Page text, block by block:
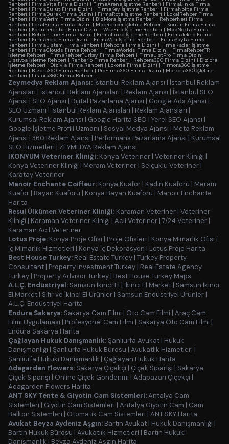
Rehberi | FirmaVita Firma Dizini | FirmaArena İşletme Rehberi | FirmaLinka Firma
Rehberi | FirmaBulut Firma Dizini | FirmaKey İşletme Rehberi | FirmaNokta Firma
Rehberi | FirmaDurak Firma Dizini | FirmaRota İşletme Rehberi | LokalRehber Firma
Rehberi | FirmaYerim Firma Dizini | BizMora İşletme Rehberi | RehberNeti Firma
Rehberi | LokalFirma Firma Dizini | MapRehber İşletme Rehberi | KonumFirma Firma
Rehberi | KonumRehber Firma Dizini | WebFira İşletme Rehberi | MapNokta Firma
Rehberi | RehberLine Firma Dizini | FirmaLinko İşletme Rehberi | FirmaTekno Firma
Rehberi | FirmaRoid Firma Dizini | FirmaVeri İşletme Rehberi | FirmaSayfa Firma
Rehberi | FirmaListem Firma Rehberi | Rehbora Firma Dizini | FirmaRadar İşletme
Rehberi | FirmaClouds Firma Rehberi | FirmaWorlds Firma Dizini | FirmaRehberTR
İşletme Rehberi | FirmaRehberTurkey Firma Rehberi | FirmaListPro Firma Dizini |
Listivoa İşletme Rehberi | Rehberio Firma Rehberi | Rehbera360 Firma Dizini | Diziora
İşletme Rehberi | Dizivia Firma Rehberi | Lokoria Firma Dizini | Firmora360 İşletme
Rehberi | Bizora360 Firma Rehberi | ProFirma360 Firma Dizini | Markora360 İşletme
Rehberi | Listora360 Firma Rehberi |
Zeymedya Reklam Ajansı: İstanbul Reklam Ajansı | İstanbul Reklam
Ajansları | İstanbul Reklam Ajansları | Reklam Ajansı | İstanbul SEO
Ajansı | SEO Ajansı | Dijital Pazarlama Ajansı | Google Ads Ajansı |
SEO Uzmanı | İstanbul Reklam Ajansları | Reklam Ajansları |
Kurumsal Reklam Ajansı | Google Harita SEO | Yerel SEO Ajansı |
Google İşletme Profili Uzmanı | Sosyal Medya Ajansı | Meta Reklam
Ajansı | 360 Reklam Ajansı | Performans Pazarlama Ajansı | Kurumsal
SEO Hizmetleri | ZEYMEDYA Reklam Ajansı
İKONYUM Veteriner Kliniği: Konya Veteriner | Veteriner Kliniği |
Konya Veteriner Kliniği | Meram Veteriner | Selçuklu Veteriner |
Karatay Veteriner
Manoir Enchante Coiffeur: Konya Kuaför | Kadın Kuaförü | Meram
Kuaför | Bayan Kuaförü | Konya Bayan Kuaförü | Manoir Enchante
Harita
Resul Ülkümen Veteriner Kliniği: Karaman Veteriner | Veteriner
Kliniği | Karaman Veteriner Kliniği | Acil Veteriner | 7/24 Veteriner |
Karaman Acil Veteriner
Lotus Proje: Konya Proje Ofisi | Proje Ofisleri | Konya Mimarlık Ofisi |
İç Mimarlık Hizmetleri | Konya İç Dekorasyon | Lotus Proje Harita
Best House Turkey: Real Estate Turkey | Turkey Property
Consultant | Property Investment Turkey | Real Estate Agency
Turkey | Property Advisor Turkey | Best House Turkey Maps
A.L.Ç. Endüstriyel: Samsun İkinci El | İkinci El Market | Samsun İkinci
El Market | Sıfır ve İkinci El Ürünler | Samsun Endüstriyel Ürünler |
A.L.Ç. Endüstriyel Harita
Endura Sakarya: Sakarya Cam Filmi | Oto Cam Filmi | Araç Cam
Filmi Uygulaması | Profesyonel Cam Filmi | Sakarya Oto Cam Filmi |
Endura Sakarya Harita
Çağlayan Hukuk Danışmanlık:Şanlıurfa Avukat | Hukuk
Danışmanlığı | Şanlıurfa Hukuk Bürosu | Avukatlık Hizmetleri |
Şanlıurfa Hukuki Danışmanlık | Çağlayan Hukuk Harita
Adagarden Flowers: Sakarya Çiçekçi | Çiçek Siparişi | Sakarya
Çiçek Siparişi | Online Çiçek Gönderimi | Adapazarı Çiçekçi |
Adagarden Flowers Harita
ANT SKY Tente & Giyotin Cam Sistemleri:Antalya Cam
Sistemleri | Giyotin Cam Sistemleri | Antalya Giyotin Cam | Cam
Balkon Sistemleri | Otomatik Cam Sistemleri | ANT SKY Harita
Avukat Beyza Aydeniz Aşgın: Bartın Avukat | Hukuk Danışmanlığı |
Bartın Hukuk Bürosu | Avukatlık Hizmetleri | Bartın Hukuki
Danışmanlık | Beyza Aydeniz Aşgın Harita